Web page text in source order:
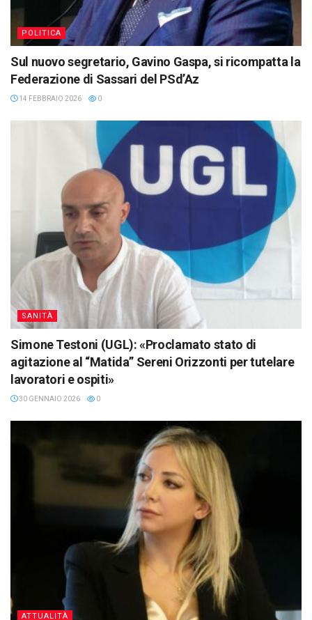
POLITICA
Sul nuovo segretario, Gavino Gaspa, si ricompatta la
Federazione di Sassari del PSd’Az
14 FEBBRAIO 2026 0
SANITÀ
Simone Testoni (UGL): «Proclamato stato di
agitazione al “Matida” Sereni Orizzonti per tutelare
lavoratori e ospiti»
30 GENNAIO 2026 0
ATTUALITÀ